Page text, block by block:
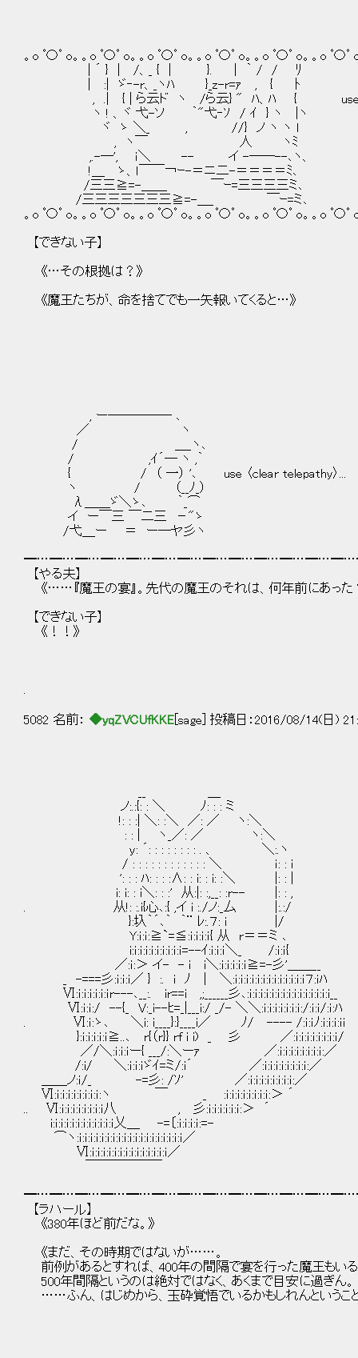
。o ﾟ〇ﾟ o。。o ﾟ〇ﾟ o。。o ﾟ〇ﾟ o。。o ﾟ〇ﾟ o。。o ﾟ〇ﾟ o。。o ﾟ〇ﾟ
| ´ } | /、_ { | }. | ｀ / / ﾘ
| :| ゞ‐-r、_ヽﾊ }_z-r=ｧ , { ﾄ
, .| { | ら云ド ヽ /ら云} " ﾊ、ﾊ { use 〈
ヽ ! 、ヾ 弋-ソ ｀"弋‐ｿ / ｲ } ヽ |ヽ
ヾ ゝ ＼_ , //} ノ ヽ ヽ l
, ヽ￣ 人 ヽﾐ
,.-―', ｉ＼ -- イ -――--､ヽ、
!＿ ゝ、ｌ￣￣￢ｰ-＝ニ二-＝＝＝＝ﾐ､
/三三≧=-＿＿ ￣ｰ=三三三三ミ､
/三三三三三三三≧=-＿_ ￣ｰ=ミ､
。o ﾟ〇ﾟ o。。o ﾟ〇ﾟ o。。o ﾟ〇ﾟ o。。o ﾟ〇ﾟ o。。o ﾟ〇ﾟ o。。o ﾟ〇ﾟ
【できない子】
《…その根拠は？》
《魔王たちが、命を捨てでも一矢報いてくると…》
, ー───── ､
／ ヽ
/ ＿_ヽ､
/ ,ｲ´― ヽ ,｀
{ / （ 一） '､ use 〈clear telepathy〉...
ヽ / （__ﾉ_）
λ＿＿ゞ＼ゝ､ ｀_⌒
イ ー￣三 ￣二三 －"ゝ
/弋＿ー ＝ ー─ヤ彡ヽ
【やる夫】
《……『魔王の宴』。先代の魔王のそれは、何年前にあった
【できない子】
《！！》
5082 名前： ◆yqZVCUfKKE [sage] 投稿日：2016/08/14(日)
ノ:.:{: : ＼ ﾉ: : : ミ
!: : :| ＼: :＼ ／: ／ ヽ:＼
: : | ヽ_／: ／ ヽ:＼
y: ´: : : : : : : : . 、 ＼:.ヽ
/ : : : : : : : : : : : : ＼ ｉ: : i
': : : ﾊ: : : :∧: : i: : i: :＼ |: : |
i: i: : i＼: : :' 从:|: :,__: :r-- |: : ,
. 从!: :.i{心､:{ ,イ i :./ノ:_厶 |:.:/
}:圦｀´､｀ ｀¨ ﾚ:.７: i |/
Y:ｉ:ｉ:≧`=≦:ｉ:ｉ:ｉ:ｉ{ 从 r＝＝ミ ､
i:ｉ:ｉ:ｉ:ｉ:ｉ:ｉ:ｉ:ｉ:ｉ=--ｲ:ｉ:ｉ:ｉ＼_ /:ｉ:ｉ{
／:ｉ:＞ イ- - i i＼:ｉ:ｉ:ｉ:ｉ:ｉ≧=-彡'＿＿__
_ -===彡:ｉ:ｉ:ｉ／ } :. i ﾉ | ＼:ｉ:ｉ:ｉ:ｉ:ｉ:ｉ:ｉ:ｉ:ｉ:ｉ:ｉ:ｉ:ｉ７:ｉﾊ
Ⅵ:ｉ:ｉ:ｉ:ｉ:ｉ:ｉr---､__:. ir==i ,;______彡､:ｉ:ｉ:ｉ:ｉ:ｉ:ｉ:ｉ:ｉ:ｉ:ｉ:ｉ:ｉ:ｉ:ｉ:i__
Ⅵ:ｉ:ｉ:/ --{_ V:_i--ﾋ=_|___i:/ _/- ＼＼:ｉ:ｉ:ｉ:ｉ:ｉ:ｉ:ｉ:/:ｉ:ｉ/:ｉ:ﾊ
. Ⅵ:ｉ:ゝ､ ＼i: i____}:}____i／ ﾉ/ ---- /:ｉ:ｉﾉ:ｉ:ｉ:ｉ:ｉi
}:ｉ:ｉ:ｉ:ｉ:ｉ≧..､ r{（r}} rf i i) _ 彡 ／:ｉ:ｉ:ｉ:ｉ:ｉ:ｉ:ｉ:ｉ/
／/＼:ｉ:ｉ:ｉー{ ___/:＼ーｧ ／:ｉ:ｉ:ｉ:ｉ:ｉ:ｉ:ｉ:ｉ:／
/:i/ ＼:ｉ:ｉ:ｉゞｲ=ミ/:i´ ／:ｉ:ｉ:ｉ:ｉ:ｉ:ｉ:ｉ:ｉ:／
＿＿ノ:ｉ/_ -=彡: /ｿ' ／:ｉ:ｉ:ｉ:ｉ:ｉ:ｉ:ｉ:ｉ:／
Ⅵ:ｉ:ｉ:ｉ:ｉ:ｉ:ｉ:ｉ:ｉ:ヽ ￣ _ :ｉ:ｉ:ｉ:ｉ:ｉ:ｉ:ｉ:ｉ:＞ ´
.. Ⅵ:ｉ:ｉ:ｉ:ｉ:ｉ:ｉ:ｉ:ｉ八 , 彡:ｉ:ｉ:ｉ:ｉ:ｉ:ｉ:＞ ´
i:ｉ:ｉ:ｉ:ｉ:ｉ:ｉ:ｉ:ｉ:ｉ:ｉ:ｉ乂＿ -=〔:ｉ:ｉ:ｉ:ｉ:=-
⌒ヽ:ｉ:ｉ:ｉ:ｉ:ｉ:ｉ:ｉ:ｉ:ｉ:ｉ:ｉ:ｉ:ｉ:ｉ:ｉ:ｉ:ｉ:ｉ:ｉ／
Ⅵ:ｉ:ｉ:ｉ:ｉ:ｉ:ｉ:ｉ:ｉ:ｉ:ｉ:ｉ:ｉ:ｉ:ｉ／
【ラハール】
《380年ほど前だな。》
《まだ、その時期ではないが……。
前例があるとすれば、400年の間隔で宴を行った魔王もいる
500年間隔というのは絶対ではなく、あくまで目安に過ぎん。
……ふん、はじめから、玉砕覚悟でいるかもしれんということ